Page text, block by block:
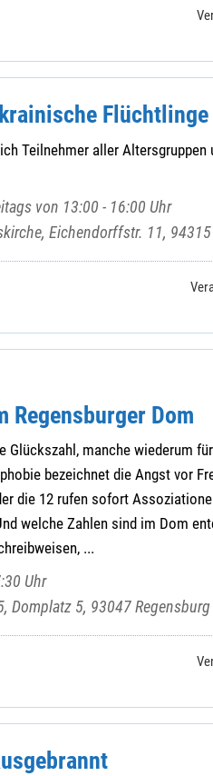
Flüchtlinge
Teilnehmer aller
von 13:00 - 16:00 Uhr
Eichendorffstr. 11,
Regensburger Dom
Glückszahl, manche wiederum
bezeichnet die Angst vor
die 12 rufen sofort
welche Zahlen sind im Dom
...
Uhr
Domplatz 5, 93047 Regensburg